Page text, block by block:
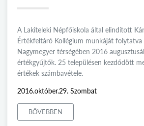
A Lakiteleki Népfőiskola által elindított
Értékfeltáró Kollégium munkáját folytatva
Nagymegyer térségében 2016
értékgyűjtők. 25 településen kezdődött
értékek számbavétele.
2016.október.29. Szombat
BŐVEBBEN